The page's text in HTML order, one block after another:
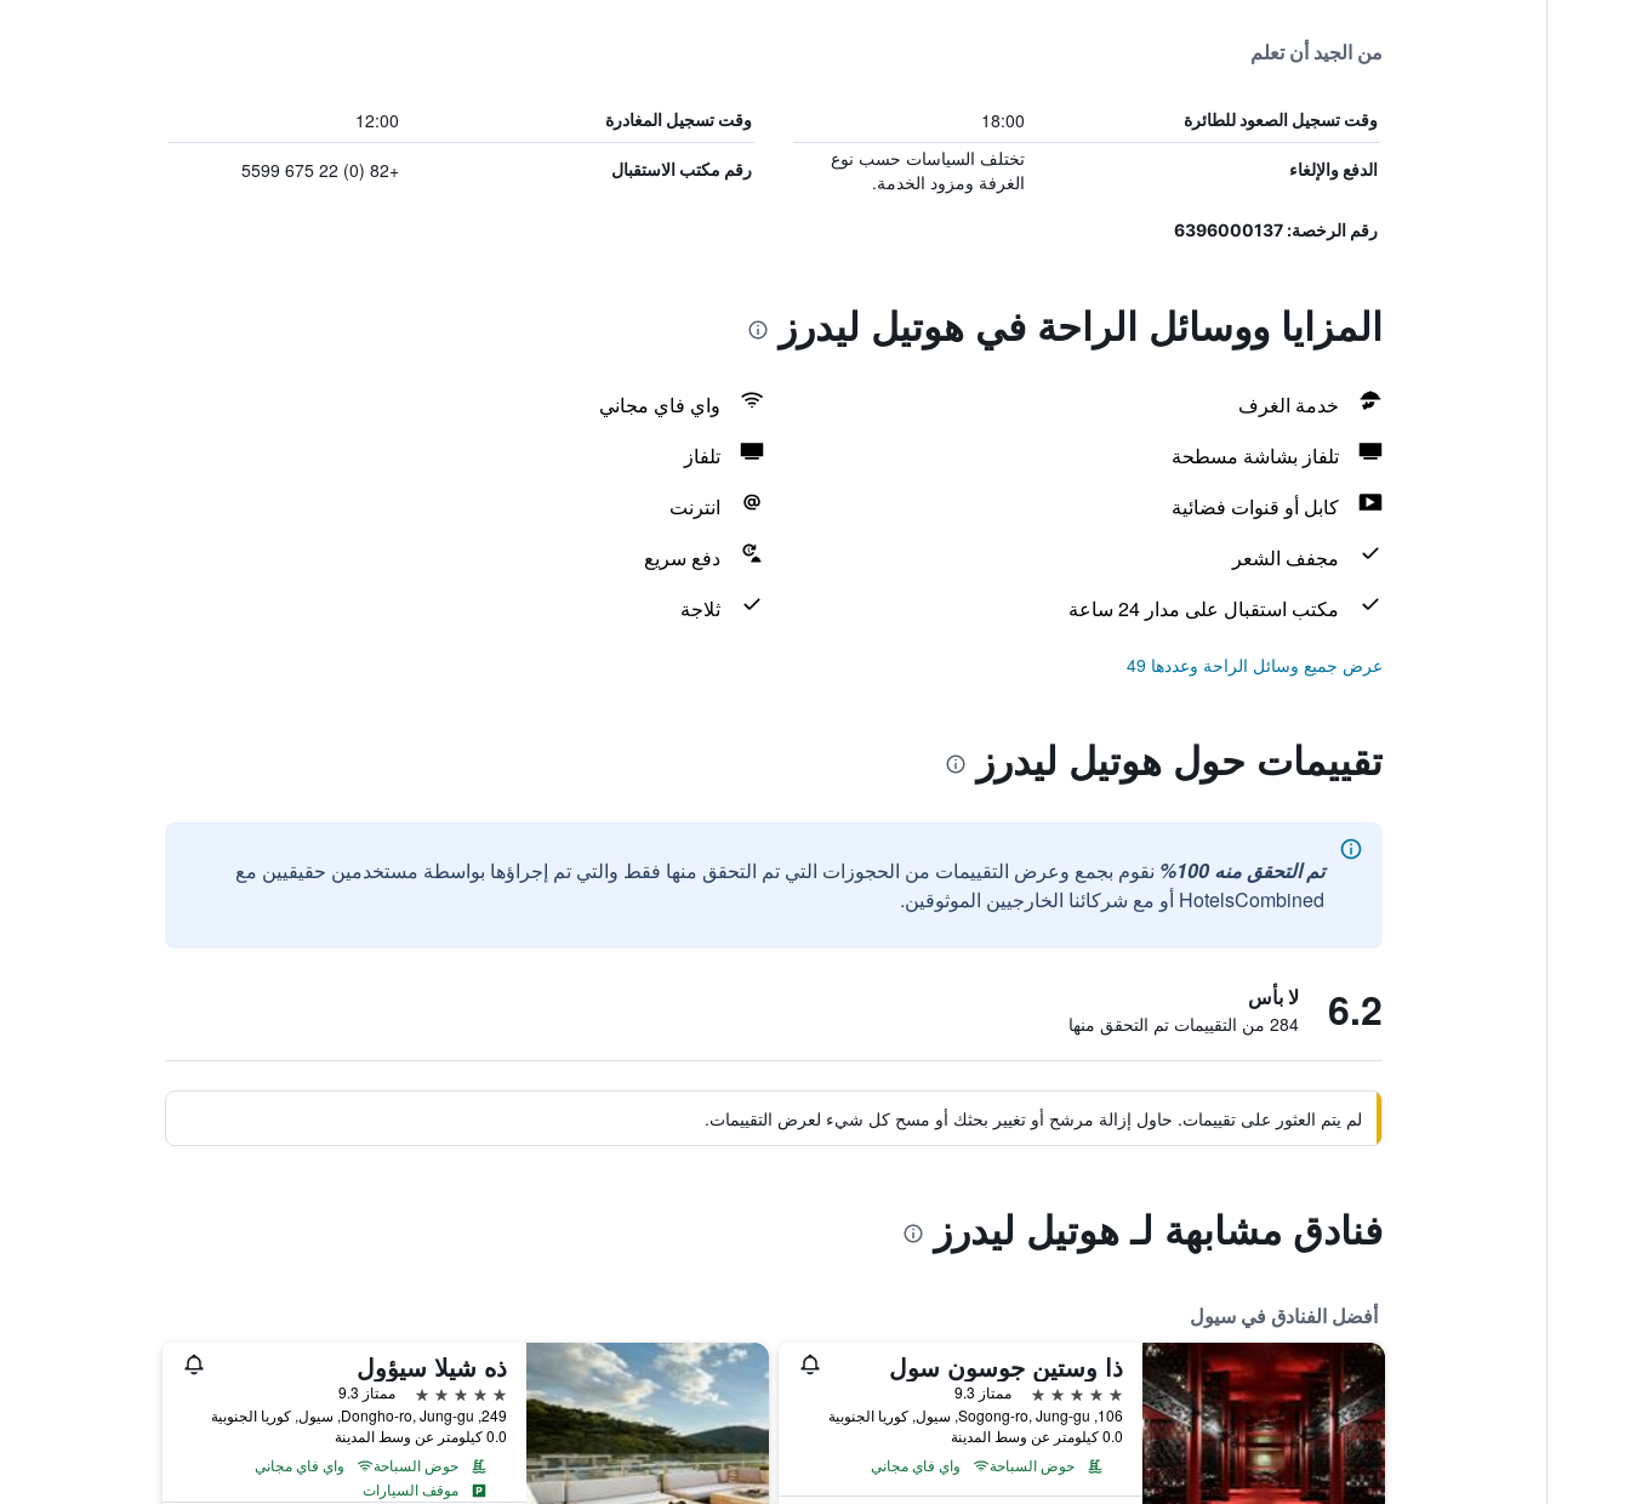
من الجيد أن تعلم
وقت تسجيل الصعود للطائرة 18:00 وقت تسجيل المغادرة 12:00
الدفع والإلغاء
تختلف السياسات حسب نوع
الغرفة ومزود الخدمة.
رقم مكتب الاستقبال +82 (0) 22 675 5599
رقم الرخصة: 6396000137
المزايا ووسائل الراحة في هوتيل ليدرز
خدمة الغرف
واي فاي مجاني
تلفاز بشاشة مسطحة
تلفاز
كابل أو قنوات فضائية
انترنت
مجفف الشعر
دفع سريع
مكتب استقبال على مدار 24 ساعة
ثلاجة
عرض جميع وسائل الراحة وعددها 49
تقييمات حول هوتيل ليدرز
تم التحقق منه 100%
نقوم بجمع وعرض التقييمات من الحجوزات التي تم التحقق منها فقط والتي تم إجراؤها بواسطة مستخدمين حقيقيين مع
HotelsCombined أو مع شركائنا الخارجيين الموثوقين.
6.2 لا بأس
284 من التقييمات تم التحقق منها
لم يتم العثور على تقييمات. حاول إزالة مرشح أو تغيير بحثك أو مسح كل شيء لعرض التقييمات.
فنادق مشابهة لـ هوتيل ليدرز
أفضل الفنادق في سيول
ذا وستين جوسون سول
5 نجوم
ممتاز 9.3
106, Sogong-ro, Jung-gu, سيول, كوريا الجنوبية
0.0 كيلومتر عن وسط المدينة
حوض السباحة
واي فاي مجاني
ذه شيلا سيؤول
5 نجوم
ممتاز 9.3
249, Dongho-ro, Jung-gu, سيول, كوريا الجنوبية
0.0 كيلومتر عن وسط المدينة
حوض السباحة
واي فاي مجاني
موقف السيارات